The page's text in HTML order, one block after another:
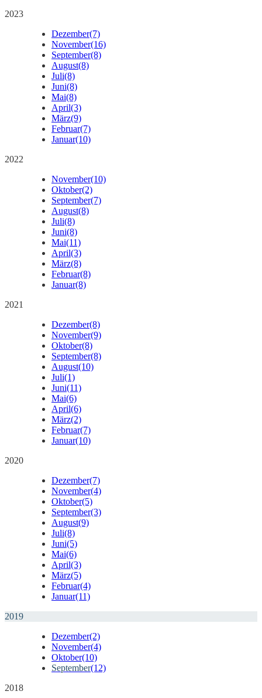
2023
Dezember(7)
November(16)
September(8)
August(8)
Juli(8)
Juni(8)
Mai(8)
April(3)
März(9)
Februar(7)
Januar(10)
2022
November(10)
Oktober(2)
September(7)
August(8)
Juli(8)
Juni(8)
Mai(11)
April(3)
März(8)
Februar(8)
Januar(8)
2021
Dezember(8)
November(9)
Oktober(8)
September(8)
August(10)
Juli(1)
Juni(11)
Mai(6)
April(6)
März(2)
Februar(7)
Januar(10)
2020
Dezember(7)
November(4)
Oktober(5)
September(3)
August(9)
Juli(8)
Juni(5)
Mai(6)
April(3)
März(5)
Februar(4)
Januar(11)
2019
Dezember(2)
November(4)
Oktober(10)
September(12)
2018